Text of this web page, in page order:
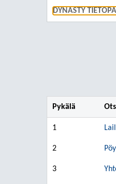
DYNASTY
Pykälä
1
2
3